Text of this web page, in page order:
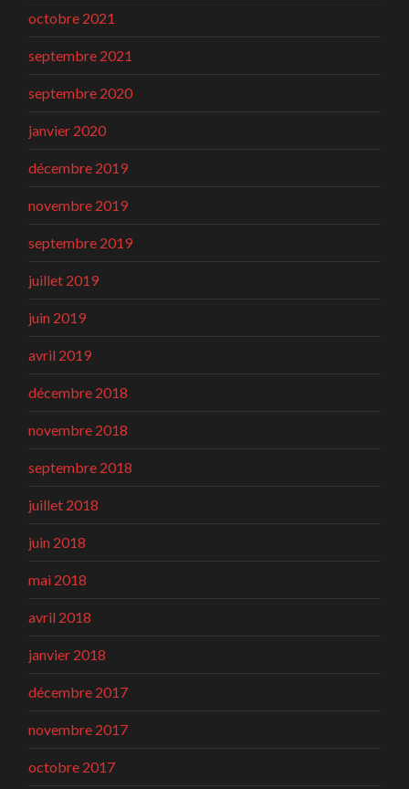
octobre 2021
septembre 2021
septembre 2020
janvier 2020
décembre 2019
novembre 2019
septembre 2019
juillet 2019
juin 2019
avril 2019
décembre 2018
novembre 2018
septembre 2018
juillet 2018
juin 2018
mai 2018
avril 2018
janvier 2018
décembre 2017
novembre 2017
octobre 2017